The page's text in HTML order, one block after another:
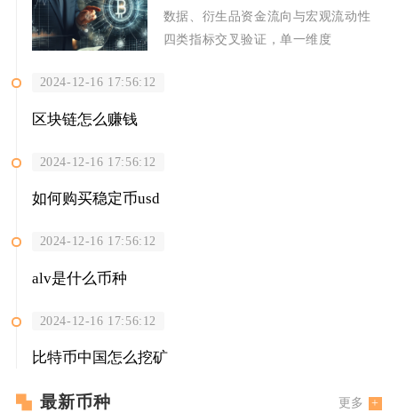
数据、衍生品资金流向与宏观流动性
四类指标交叉验证，单一维度
2024-12-16 17:56:12
区块链怎么赚钱
2024-12-16 17:56:12
如何购买稳定币usd
2024-12-16 17:56:12
alv是什么币种
2024-12-16 17:56:12
比特币中国怎么挖矿
最新币种 更多